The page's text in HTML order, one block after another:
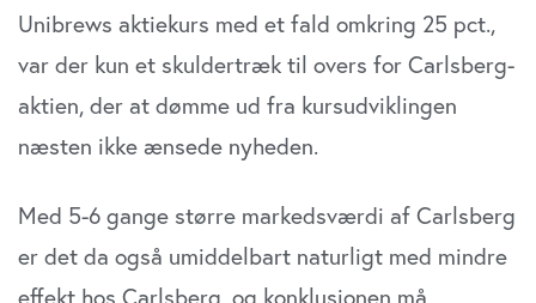
Unibrews aktiekurs med et fald omkring 25 pct.,
var der kun et skuldertræk til overs for Carlsberg-
aktien, der at dømme ud fra kursudviklingen
næsten ikke ænsede nyheden.
Med 5-6 gange større markedsværdi af Carlsberg
er det da også umiddelbart naturligt med mindre
effekt hos Carlsberg, og konklusionen må